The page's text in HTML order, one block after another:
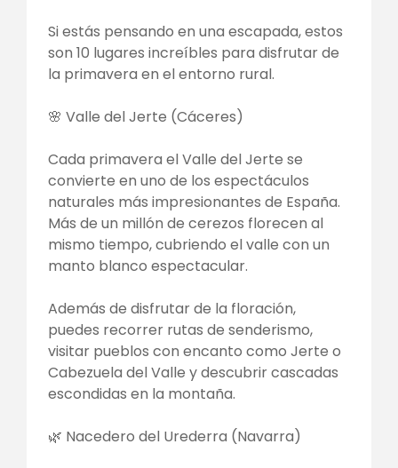
Si estás pensando en una escapada, estos
son 10 lugares increíbles para disfrutar de
la primavera en el entorno rural.
🌸 Valle del Jerte (Cáceres)
Cada primavera el Valle del Jerte se
convierte en uno de los espectáculos
naturales más impresionantes de España.
Más de un millón de cerezos florecen al
mismo tiempo, cubriendo el valle con un
manto blanco espectacular.
Además de disfrutar de la floración,
puedes recorrer rutas de senderismo,
visitar pueblos con encanto como Jerte o
Cabezuela del Valle y descubrir cascadas
escondidas en la montaña.
🌿 Nacedero del Urederra (Navarra)